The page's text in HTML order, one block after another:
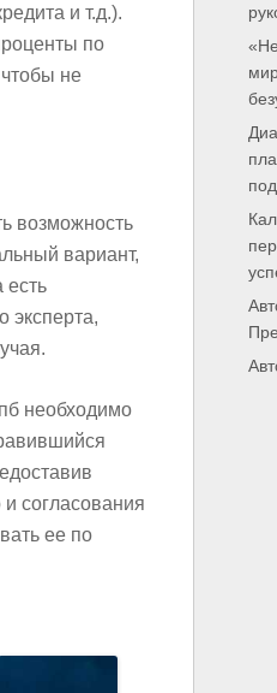
и т.д.).
по
не
возможность
вариант,
есть
эксперта,
необходимо
согласования
ее по